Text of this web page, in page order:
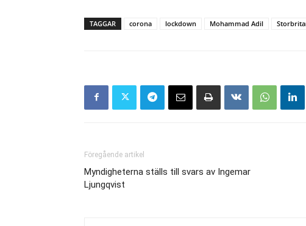
TAGGAR corona lockdown Mohammad Adil
Föregående artikel
Myndigheterna ställs till svars av Ingemar
Ljungqvist